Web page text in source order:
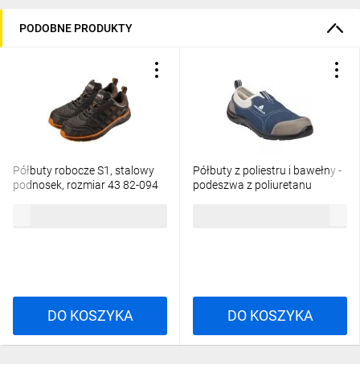
PODOBNE PRODUKTY
Półbuty robocze S1, stalowy
podnosek, rozmiar 43 82-094
DO KOSZYKA
Półbuty z poliestru i bawełny -
podeszwa z poliuretanu
DO KOSZYKA